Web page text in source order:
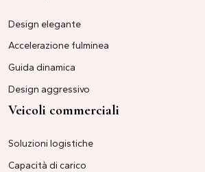
Design elegante
Accelerazione fulminea
Guida dinamica
Design aggressivo
Veicoli commerciali
Soluzioni logistiche
Capacità di carico